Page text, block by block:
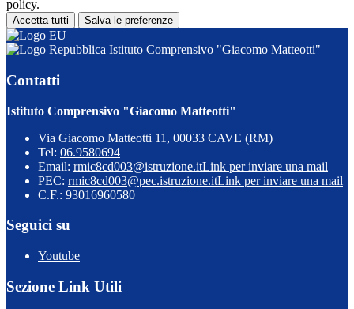
policy.
Accetta tutti Salva le preferenze
Istituto Comprensivo "Giacomo Matteotti"
Contatti
Istituto Comprensivo "Giacomo Matteotti"
Via Giacomo Matteotti 11, 00033 CAVE (RM)
Tel: 06.9580694
Email: rmic8cd003@istruzione.itLink per inviare una mail
PEC: rmic8cd003@pec.istruzione.itLink per inviare una mail
C.F.: 93016960580
Seguici su
Youtube
Sezione Link Utili